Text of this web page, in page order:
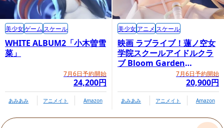
WHITE ALBUM2「小木曽雪
菜」
7月6日予約開始
24,200円
美少女ゲーム スケール
あみあみ アニメイト Amazon
映画 ラブライブ！蓮ノ空女
学院スクールアイドルクラ
ブ Bloom Garden
Party「大沢瑠璃乃」7月6日予約開始
20,900円
美少女アニメ スケール
あみあみ アニメイト Amazon